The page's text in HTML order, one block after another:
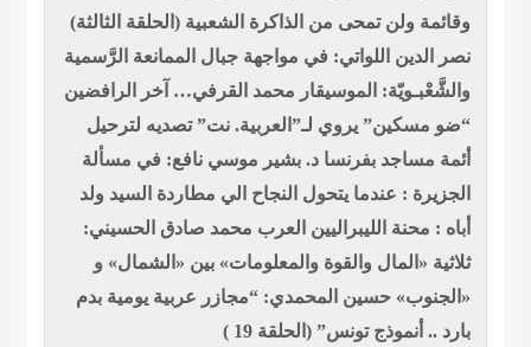
وقائمة ولن تمحى من الذاكرة الشعبية (الحلقة الثالثة)
نصر الدين اللواتي: في مواجهة جبال الممانعة الرَّسمية
والشَّعْبـويّة: الموسيقار محمد القرفي… آخر الرافضين
“ضو مسكين” يروي لـ”العربية. نت” تصديه لترحيل
أئمة مساجد بفرنسا د. بشير موسي نافع: في مسألة
الجزيرة : عندما يتحول النجاح الي مطاردة السيد ولد
أباه : محنة الليبراليين العرب محمد صادق الحسيني:
ثلاثية «المال والقوة والمعلومات» بين «الشمال» و
«الجنوب» حسين المحمدي: “مجازر عربية يومية بدم
بارد .. أنموذج تونس” (الحلقة 19 )